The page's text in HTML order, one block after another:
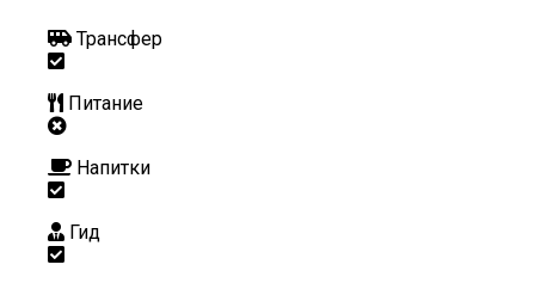
Трансфер
Питание
Напитки
Гид